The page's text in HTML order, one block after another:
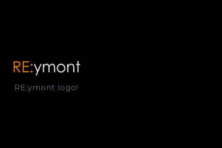
RE:ymont logo!